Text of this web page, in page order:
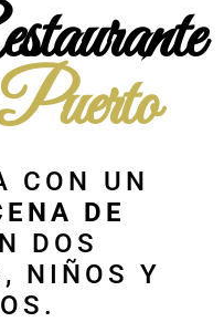
CON UN
DE
DOS
NIÑOS Y